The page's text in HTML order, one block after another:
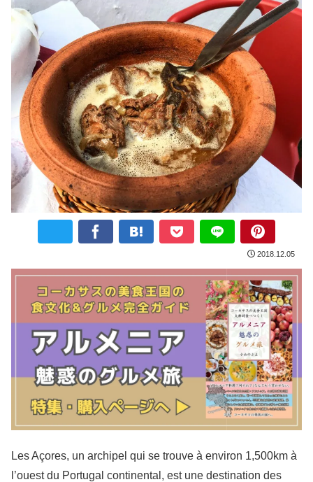
2018.12.05
Les Açores, un archipel qui se trouve à environ 1,500km à
l’ouest du Portugal continental, est une destination des